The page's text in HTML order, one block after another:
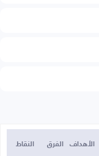
الأهداف الفرق النقاط